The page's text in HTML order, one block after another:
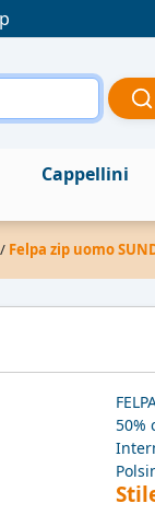
Cappellini
/ Felpa zip uomo
50%